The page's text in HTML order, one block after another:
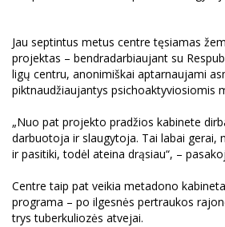
Jau septintus metus centre tęsiamas
projektas – bendradarbiaujant su
ligų centru, anonimiškai aptarnaujami
piktnaudžiaujantys psichoaktyviosiomis
„Nuo pat projekto pradžios kabinete
darbuotoja ir slaugytoja. Tai labai gerai,
ir pasitiki, todėl ateina drąsiau“, –
Centre taip pat veikia metadono
programa – po ilgesnės pertraukos
trys tuberkuliozės atvejai.